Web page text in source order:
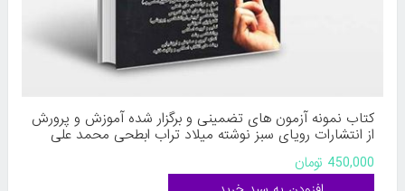
کتاب نمونه آزمون های تضمینی و برگزار شده آموزش و پرورش
از انتشارات رویای سبز نوشته میلاد تراب ابطحی محمد علی
عزیزی
450,000 تومان